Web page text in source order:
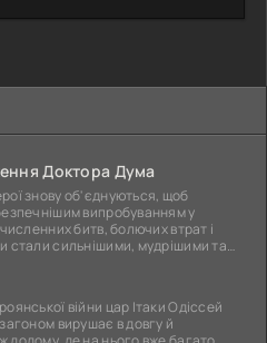
Доктора Дума
знову об'єднуються, щоб
випробуванням у
битв, болючих втрат і
стали сильнішими, мудрішими та
війни цар Ітаки Одіссей
вирушає в довгу й